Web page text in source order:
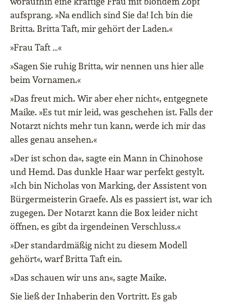
aufsprang. »Na endlich sind Sie da! Ich bin die
Britta. Britta Taft, mir gehört der Laden.«
»Frau Taft …«
»Sagen Sie ruhig Britta, wir nennen uns hier alle
beim Vornamen.«
»Das freut mich. Wir aber eher nicht«, entgegnete
Maike. »Es tut mir leid, was geschehen ist. Falls der
Notarzt nichts mehr tun kann, werde ich mir das
alles genau ansehen.«
»Der ist schon da«, sagte ein Mann in Chinohose
und Hemd. Das dunkle Haar war perfekt gestylt.
»Ich bin Nicholas von Marking, der Assistent von
Bürgermeisterin Graefe. Als es passiert ist, war ich
zugegen. Der Notarzt kann die Box leider nicht
öffnen, es gibt da irgendeinen Verschluss.«
»Der standardmäßig nicht zu diesem Modell
gehört«, warf Britta Taft ein.
»Das schauen wir uns an«, sagte Maike.
Sie ließ der Inhaberin den Vortritt. Es gab